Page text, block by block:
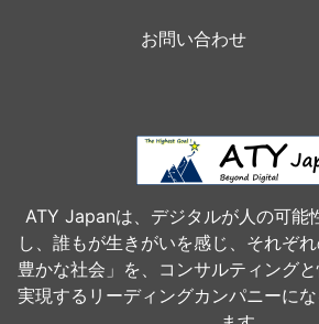
お問い合わせ
ATY Japanは、デジタルが人の可能
し、誰もが生きがいを感じ、それぞ
豊かな社会」を、コンサルティング
実現するリーディングカンパニーに